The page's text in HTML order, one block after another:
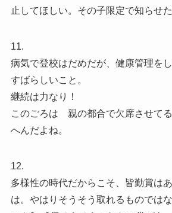
止してほしい。その子限定で知らせた
11.
病気で登校はだめだが、健康管理を
すばらしいこと。
継続は力なり！
このごろは 親の都合で欠席させてる
へんだよね。
12.
多様性の時代だからこそ、皆勤賞は
は。やはりそうそう取れるものでは